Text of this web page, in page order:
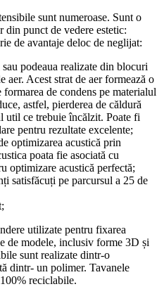
sunt numeroase. Sunt o
din punct de vedere estetic:
de avantaje deloc de neglijat:
podeaua realizate din blocuri
aer. Acest strat de aer formează o
de condens pe materialul
astfel, pierderea de căldură
util ce trebuie încălzit. Poate fi
pentru rezultate excelente;
optimizarea acustică prin
poata fie asociată cu
optimizare acustică perfectă;
satisfăcuți pe parcursul a 25 de
utilizate pentru fixarea
de modele, inclusiv forme 3D și
sunt realizate dintr-o
dintr- un polimer. Tavanele
reciclabile.